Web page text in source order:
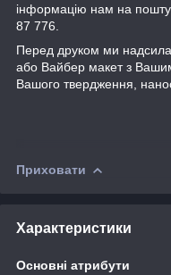
інформацію нам на
87 776.
Перед друком ми
або Вайбер макет з
Вашого твердження,
Приховати
Характеристики
Основні атрибути